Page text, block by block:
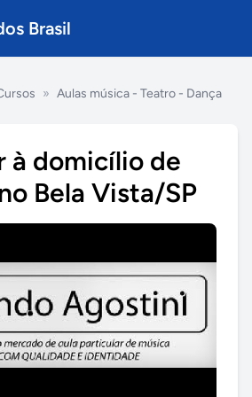
Brasil
» Aulas música - Teatro - Dança
à domicílio de
Bela Vista/SP